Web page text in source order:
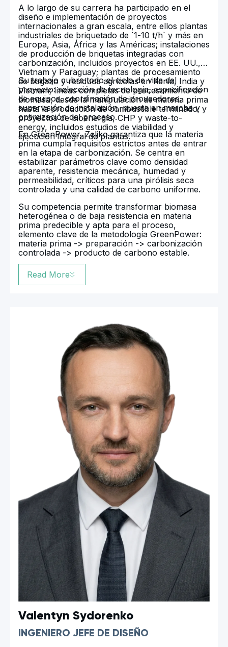
A lo largo de su carrera ha participado en el
diseño e implementación de proyectos
internacionales a gran escala, entre ellos plantas
industriales de briquetado de `1-10 t/h` y más en
Europa, Asia, África y las Américas; instalaciones
de producción de briquetas integradas con
carbonización, incluidos proyectos en EE. UU.,
Vietnam y Paraguay; plantas de procesamiento
de bagazo y residuos agrícolas en Kenia, India y
Vietnam; líneas completas de procesamiento de
biomasa, desde la manipulación de materia prima
hasta la producción de combustible terminado; y
proyectos de bioenergía, CHP y waste-to-
energy, incluidos estudios de viabilidad y
ejecución integral de plantas.
Su trabajo cubre todo el ciclo de vida del
proyecto: selección de tecnología, especificación
de equipos, coordinación de proveedores,
supervisión de instalación, puesta en marcha y
optimización del proceso.
En GreenPower, Zeljko garantiza que la materia
prima cumpla requisitos estrictos antes de entrar
en la etapa de carbonización. Se centra en
estabilizar parámetros clave como densidad
aparente, resistencia mecánica, humedad y
permeabilidad, críticos para una pirólisis seca
controlada y una calidad de carbono uniforme.
Su competencia permite transformar biomasa
heterogénea o de baja resistencia en materia
prima predecible y apta para el proceso,
elemento clave de la metodología GreenPower:
materia prima -> preparación -> carbonización
controlada -> producto de carbono estable.
Read More
Valentyn Sydorenko
INGENIERO JEFE DE DISEÑO